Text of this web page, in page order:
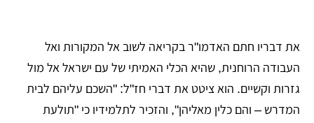
​את דבריו חתם האדמו"ר בקריאה לשוב אל המקורות ואל
העבודה הרוחנית, שהיא הכלי האמיתי של עם ישראל אל מול
גזרות וקשיים. הוא ציטט את דברי חז"ל: "השכם עליהם לבית
המדרש – והם כלין מאליהן", והזכיר לתלמידיו כי "תולעת